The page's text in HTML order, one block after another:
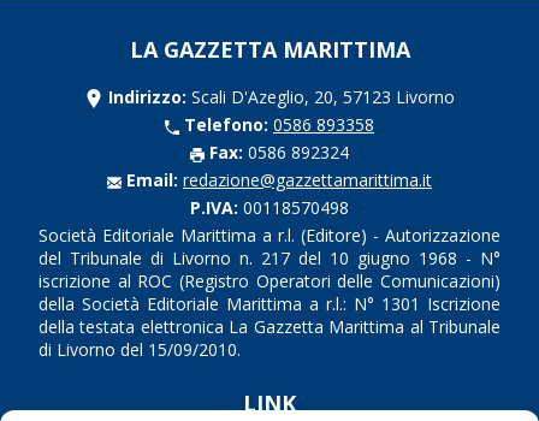
LA GAZZETTA MARITTIMA
Indirizzo: Scali D'Azeglio, 20, 57123 Livorno
Telefono: 0586 893358
Fax: 0586 892324
Email: redazione@gazzettamarittima.it
P.IVA: 00118570498
Società Editoriale Marittima a r.l. (Editore) - Autorizzazione
del Tribunale di Livorno n. 217 del 10 giugno 1968 - N°
iscrizione al ROC (Registro Operatori delle Comunicazioni)
della Società Editoriale Marittima a r.l.: N° 1301 Iscrizione
della testata elettronica La Gazzetta Marittima al Tribunale
di Livorno del 15/09/2010.
LINK